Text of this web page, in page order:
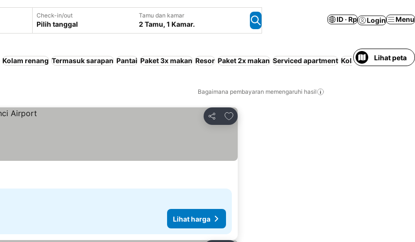
Check-in/out
Pilih tanggal
Tamu dan kamar
2 Tamu, 1 Kamar.
ID · Rp Login Menu
Kolam renang Termasuk sarapan Pantai Paket 3x makan Resor Paket 2x makan Serviced apartment Kolam renang indoor
Lihat peta
Bagaimana pembayaran memengaruhi hasil
Bagikan
Tambahkan ke favorit
Lihat harga